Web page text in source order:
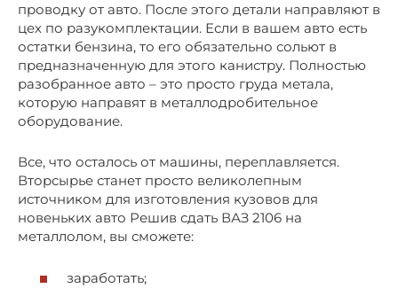
проводку от авто. После этого детали направляют в
цех по разукомплектации. Если в вашем авто есть
остатки бензина, то его обязательно сольют в
предназначенную для этого канистру. Полностью
разобранное авто – это просто груда метала,
которую направят в металлодробительное
оборудование.
Все, что осталось от машины, переплавляется.
Вторсырье станет просто великолепным
источником для изготовления кузовов для
новеньких авто Решив сдать ВАЗ 2106 на
металлолом, вы сможете:
заработать;